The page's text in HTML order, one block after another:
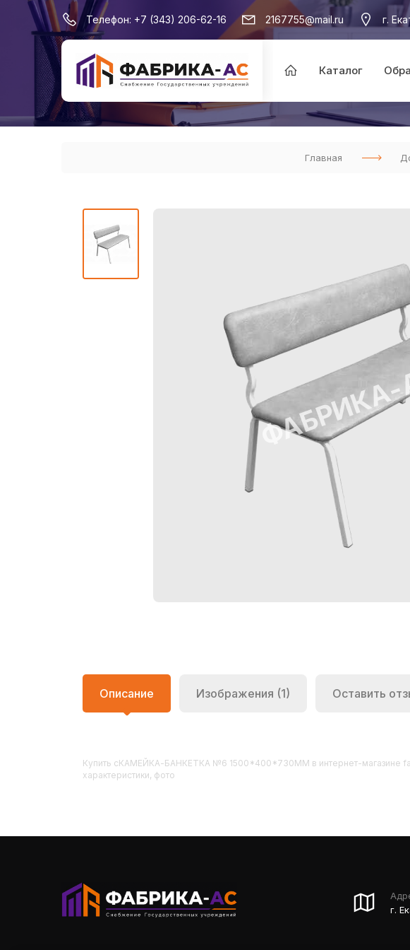
Телефон: +7 (343) 206-62-16 2167755@mail.ru г.
Каталог
Главная
Описание Изображения (1) Оставить
Купить СКАМЕЙКА-БАНКЕТКА №6 1500*400*730ММ в интернет-
характеристики, фото
г.